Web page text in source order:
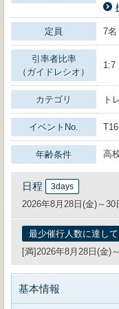
定員 7名
引率者比率
（ガイドレシオ）
1:7
カテゴリ ト
イベントNo.
年齢条件 高
日程 3days
2026年8月28日(金)～
最少催行人数に達し
[満]2026年8月28日(金)
基本情報